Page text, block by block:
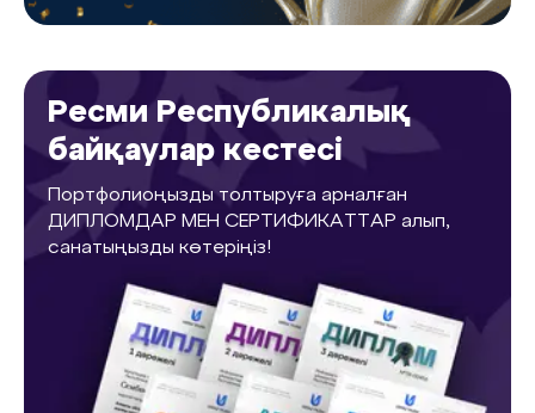
Ресми Республикалық
байқаулар кестесі
Портфолиоңызды толтыруға арналған
ДИПЛОМДАР МЕН СЕРТИФИКАТТАР алып,
санатыңызды көтеріңіз!